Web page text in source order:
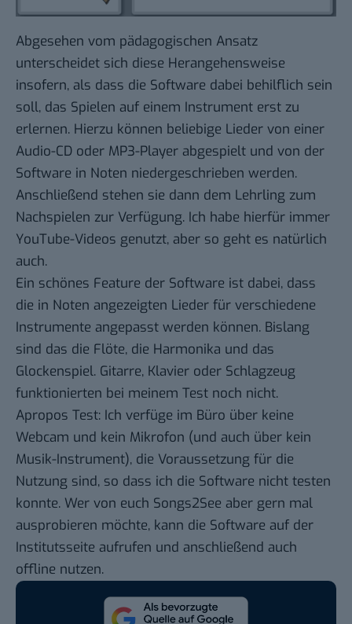
Abgesehen vom pädagogischen Ansatz
unterscheidet sich diese Herangehensweise
insofern, als dass die Software dabei behilflich sein
soll, das Spielen auf einem Instrument erst zu
erlernen. Hierzu können beliebige Lieder von einer
Audio-CD oder MP3-Player abgespielt und von der
Software in Noten niedergeschrieben werden.
Anschließend stehen sie dann dem Lehrling zum
Nachspielen zur Verfügung. Ich habe hierfür immer
YouTube-Videos genutzt, aber so geht es natürlich
auch.
Ein schönes Feature der Software ist dabei, dass
die in Noten angezeigten Lieder für verschiedene
Instrumente angepasst werden können. Bislang
sind das die Flöte, die Harmonika und das
Glockenspiel. Gitarre, Klavier oder Schlagzeug
funktionierten bei meinem Test noch nicht.
Apropos Test: Ich verfüge im Büro über keine
Webcam und kein Mikrofon (und auch über kein
Musik-Instrument), die Voraussetzung für die
Nutzung sind, so dass ich die Software nicht testen
konnte. Wer von euch Songs2See aber gern mal
ausprobieren möchte, kann die Software auf der
Institutsseite aufrufen und anschließend auch
offline nutzen.